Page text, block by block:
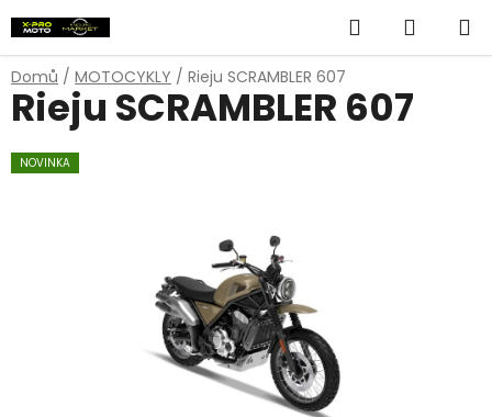
na
obsah
Hledat
KOŠÍK
Domů / MOTOCYKLY / Rieju SCRAMBLER 607
Rieju SCRAMBLER 607
NOVINKA